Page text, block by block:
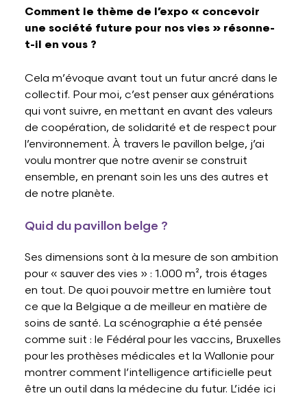
Comment le thème de l’expo « concevoir
une société future pour nos vies » résonne-
t-il en vous ?
Cela m’évoque avant tout un futur ancré dans le
collectif. Pour moi, c’est penser aux générations
qui vont suivre, en mettant en avant des valeurs
de coopération, de solidarité et de respect pour
l’environnement. À travers le pavillon belge, j’ai
voulu montrer que notre avenir se construit
ensemble, en prenant soin les uns des autres et
de notre planète.
Quid du pavillon belge ?
Ses dimensions sont à la mesure de son ambition
pour « sauver des vies » : 1.000 m², trois étages
en tout. De quoi pouvoir mettre en lumière tout
ce que la Belgique a de meilleur en matière de
soins de santé. La scénographie a été pensée
comme suit : le Fédéral pour les vaccins, Bruxelles
pour les prothèses médicales et la Wallonie pour
montrer comment l’intelligence artificielle peut
être un outil dans la médecine du futur. L’idée ici